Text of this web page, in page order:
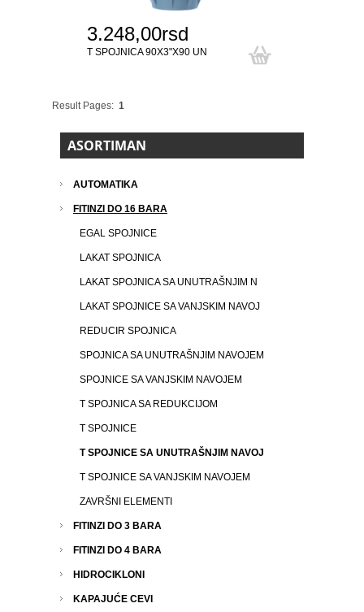
3.248,00rsd
T SPOJNICA 90X3"X90 UN
Result Pages: 1
ASORTIMAN
AUTOMATIKA
FITINZI DO 16 BARA
EGAL SPOJNICE
LAKAT SPOJNICA
LAKAT SPOJNICA SA UNUTRAŠNJIM N
LAKAT SPOJNICE SA VANJSKIM NAVOJ
REDUCIR SPOJNICA
SPOJNICA SA UNUTRAŠNJIM NAVOJEM
SPOJNICE SA VANJSKIM NAVOJEM
T SPOJNICA SA REDUKCIJOM
T SPOJNICE
T SPOJNICE SA UNUTRAŠNJIM NAVOJ
T SPOJNICE SA VANJSKIM NAVOJEM
ZAVRŠNI ELEMENTI
FITINZI DO 3 BARA
FITINZI DO 4 BARA
HIDROCIKLONI
KAPAJUĆE CEVI